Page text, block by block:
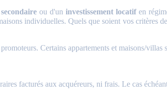
ou d'uninvestissement locatifen
individuelles. Quels que soient vos critères
Certains appartements et maisons/
facturés aux acquéreurs, ni frais. Le cas